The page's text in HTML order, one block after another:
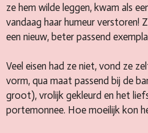
ze hem wilde leggen, kwam als
vandaag haar humeur verstoren!
een nieuw, beter passend
Veel eisen had ze niet, vond ze
vorm, qua maat passend bij de
groot), vrolijk gekleurd en het
portemonnee. Hoe moeilijk kon